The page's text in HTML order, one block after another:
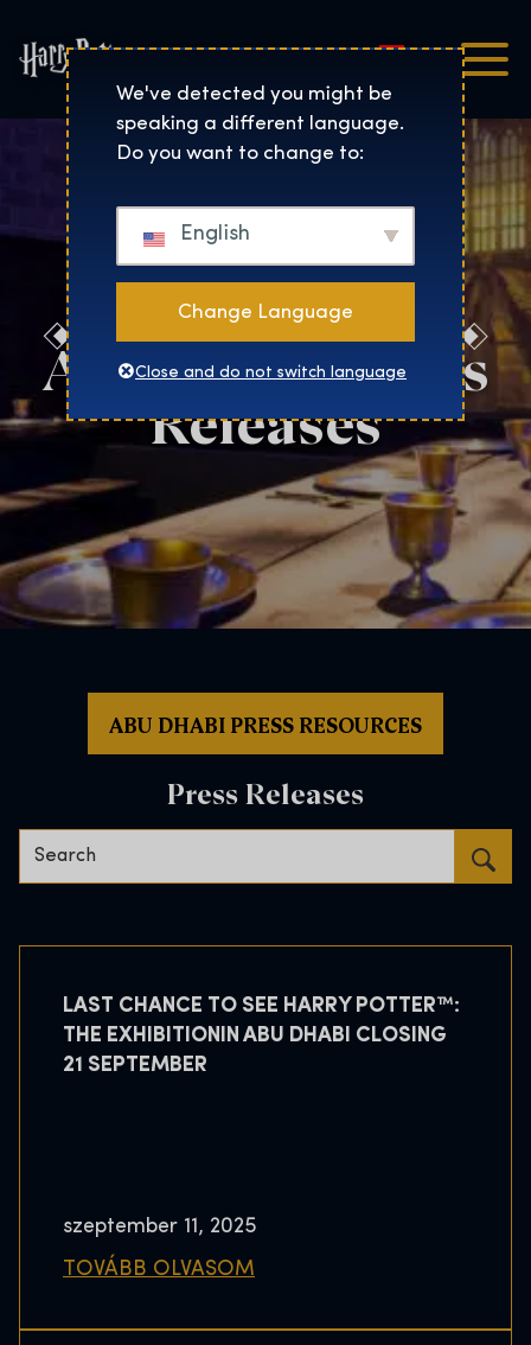
Harry Potter™: The
Magyar
Abu Dhabi Press
Releases
ABU DHABI PRESS RESOURCES
Press Releases
LAST CHANCE TO SEE HARRY POTTER™:
THE EXHIBITIONIN ABU DHABI CLOSING
21 SEPTEMBER
szeptember 11, 2025
TOVÁBB OLVASOM
We've detected you might be
speaking a different language.
Do you want to change to:
English
Change Language
Close and do not switch language